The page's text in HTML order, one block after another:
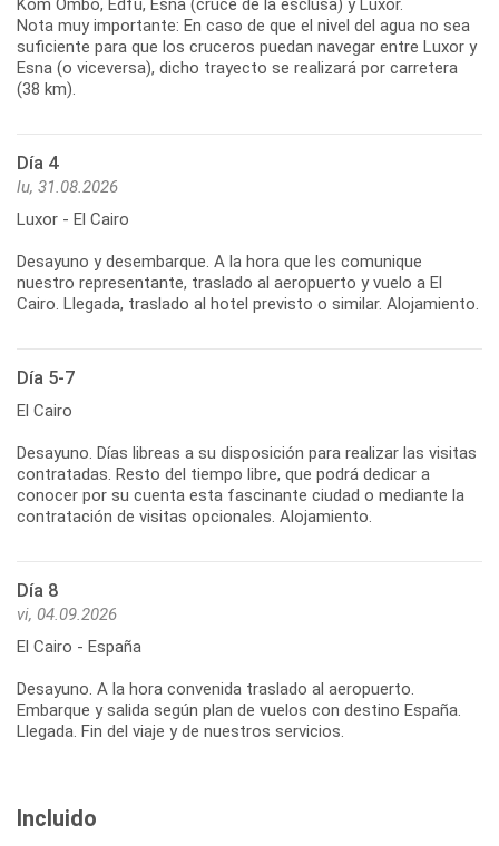
Nota muy importante: En caso de que el nivel del agua no sea
suficiente para que los cruceros puedan navegar entre Luxor y
Esna (o viceversa), dicho trayecto se realizará por carretera
(38 km).
Día 4
lu, 31.08.2026
Luxor - El Cairo
Desayuno y desembarque. A la hora que les comunique
nuestro representante, traslado al aeropuerto y vuelo a El
Cairo. Llegada, traslado al hotel previsto o similar. Alojamiento.
Día 5-7
El Cairo
Desayuno. Días libreas a su disposición para realizar las visitas
contratadas. Resto del tiempo libre, que podrá dedicar a
conocer por su cuenta esta fascinante ciudad o mediante la
contratación de visitas opcionales. Alojamiento.
Día 8
vi, 04.09.2026
El Cairo - España
Desayuno. A la hora convenida traslado al aeropuerto.
Embarque y salida según plan de vuelos con destino España.
Llegada. Fin del viaje y de nuestros servicios.
Incluido